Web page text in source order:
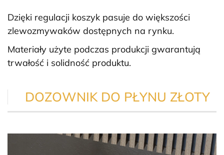
Dzięki regulacji koszyk pasuje do większości
zlewozmywaków dostępnych na rynku.
Materiały użyte podczas produkcji gwarantują
trwałość i solidność produktu.
DOZOWNIK DO PŁYNU ZŁOTY